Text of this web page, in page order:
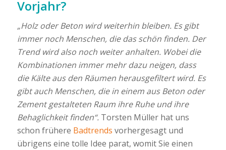
Vorjahr?
„Holz oder Beton wird weiterhin bleiben. Es gibt
immer noch Menschen, die das schön finden. Der
Trend wird also noch weiter anhalten. Wobei die
Kombinationen immer mehr dazu neigen, dass
die Kälte aus den Räumen herausgefiltert wird. Es
gibt auch Menschen, die in einem aus Beton oder
Zement gestalteten Raum ihre Ruhe und ihre
Behaglichkeit finden“. Torsten Müller hat uns
schon frühere Badtrends vorhergesagt und
übrigens eine tolle Idee parat, womit Sie einen